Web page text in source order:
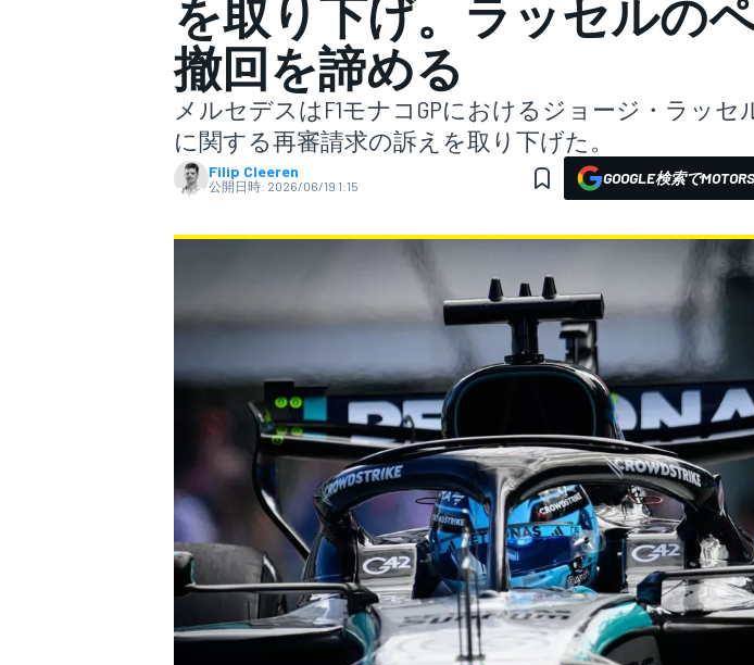
スーパーフォーミュラ
WEC
を取り下げ。ラッセルの
撤回を諦める
メルセデスはF1モナコGPにおけるジョージ・ラッセ
に関する再審請求の訴えを取り下げた。
Filip Cleeren
公開日時: 2026/06/19 1:15 GOOGLE検索で